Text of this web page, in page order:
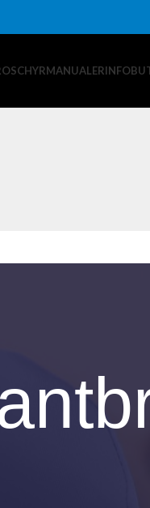
MANUALERINFO